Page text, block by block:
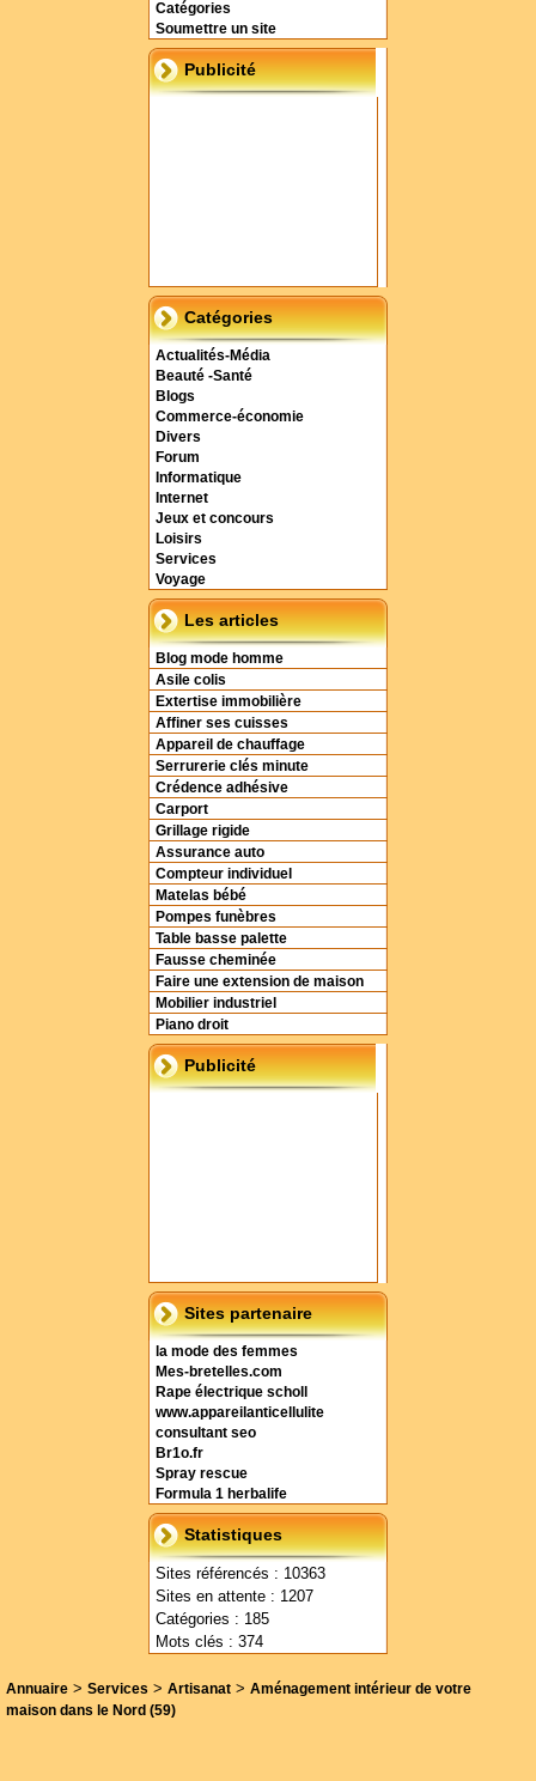
Catégories
Soumettre un site
Publicité
Catégories
Actualités-Média
Beauté -Santé
Blogs
Commerce-économie
Divers
Forum
Informatique
Internet
Jeux et concours
Loisirs
Services
Voyage
Les articles
Blog mode homme
Asile colis
Extertise immobilière
Affiner ses cuisses
Appareil de chauffage
Serrurerie clés minute
Crédence adhésive
Carport
Grillage rigide
Assurance auto
Compteur individuel
Matelas bébé
Pompes funèbres
Table basse palette
Fausse cheminée
Faire une extension de maison
Mobilier industriel
Piano droit
Publicité
Sites partenaire
la mode des femmes
Mes-bretelles.com
Rape électrique scholl
www.appareilanticellulite
consultant seo
Br1o.fr
Spray rescue
Formula 1 herbalife
Statistiques
Sites référencés : 10363
Sites en attente : 1207
Catégories : 185
Mots clés : 374
Annuaire > Services > Artisanat > Aménagement intérieur de votre
maison dans le Nord (59)